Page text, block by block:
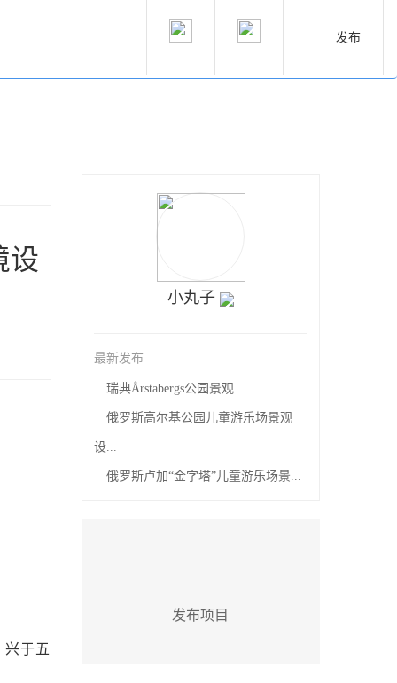
发布
设
于五
小丸子
最新发布
瑞典Årstabergs公园景观...
俄罗斯高尔基公园儿童游乐场景观
设...
俄罗斯卢加“金字塔”儿童游乐场景...
发布项目